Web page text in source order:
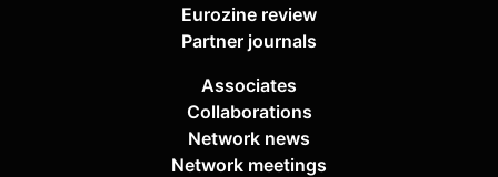
Eurozine review
Partner journals
Associates
Collaborations
Network news
Network meetings